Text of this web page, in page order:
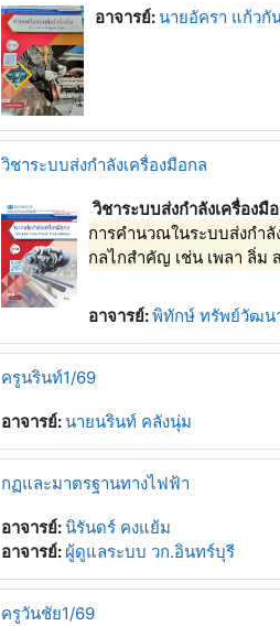
อาจารย์:นายอัครา แก้วกั
วิชาระบบส่งกำลังเครื่องมือกล
วิชาระบบส่งกำลังเครื่องมื
การคำนวณในระบบส่งกำลั
กลไกสำคัญ เช่น เพลา ลิ่ม
อาจารย์:พิทักษ์ ทรัพย์วัฒน
ครูนรินท์1/69
อาจารย์:นายนรินท์ คลังนุ่ม
กฏและมาตรฐานทางไฟฟ้า
อาจารย์:นิรันดร์ คงแย้ม
อาจารย์: ผู้ดูแลระบบ วก.อินทร์บุรี
ครูวันชัย1/69